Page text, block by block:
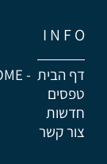
I N F O
דף הבית - HOME
טפסים
חדשות
צור קשר